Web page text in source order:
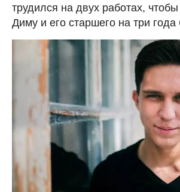
трудился на двух работах,
Диму и его старшего на три